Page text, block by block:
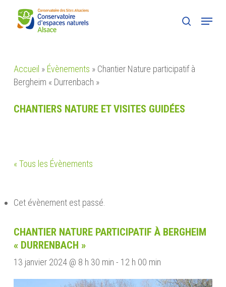
search
Menu
Accueil » Évènements » Chantier Nature participatif à
Bergheim « Durrenbach »
CHANTIERS NATURE ET VISITES GUIDÉES
« Tous les Évènements
Cet évènement est passé.
CHANTIER NATURE PARTICIPATIF À BERGHEIM
« DURRENBACH »
13 janvier 2024 @ 8 h 30 min - 12 h 00 min